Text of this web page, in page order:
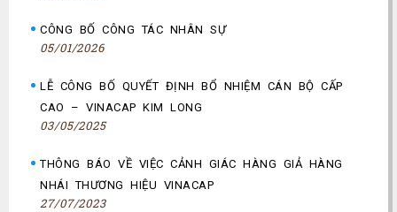
CÔNG BỐ CÔNG TÁC NHÂN SỰ
05/01/2026
LỄ CÔNG BỐ QUYẾT ĐỊNH BỔ NHIỆM CÁN BỘ CẤP
CAO – VINACAP KIM LONG
03/05/2025
THÔNG BÁO VỀ VIỆC CẢNH GIÁC HÀNG GIẢ HÀNG
NHÁI THƯƠNG HIỆU VINACAP
27/07/2023